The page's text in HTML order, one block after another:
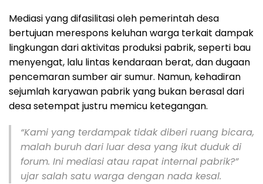
Mediasi yang difasilitasi oleh pemerintah desa
bertujuan merespons keluhan warga terkait dampak
lingkungan dari aktivitas produksi pabrik, seperti bau
menyengat, lalu lintas kendaraan berat, dan dugaan
pencemaran sumber air sumur. Namun, kehadiran
sejumlah karyawan pabrik yang bukan berasal dari
desa setempat justru memicu ketegangan.
“Kami yang terdampak tidak diberi ruang bicara,
malah buruh dari luar desa yang ikut duduk di
forum. Ini mediasi atau rapat internal pabrik?”
ujar salah satu warga dengan nada kesal.